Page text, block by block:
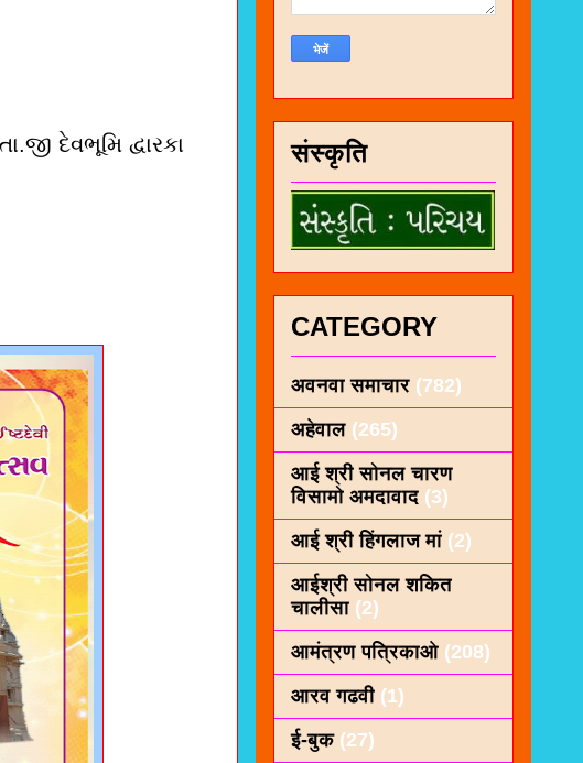
દેવભૂમિ દ્વારકા संस्कृति
CATEGORY
अवनवा समाचार (782)
अहेवाल (265)
आई श्री सोनल चारण
विसामो अमदावाद (3)
आई श्री हिंगलाज मां (2)
आईश्री सोनल शकित
चालीसा (2)
आमंत्रण पत्रिकाओ (208)
आरव गढवी (1)
ई-बुक (27)